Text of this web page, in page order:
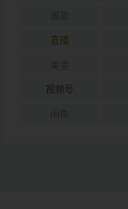
直播
视频号